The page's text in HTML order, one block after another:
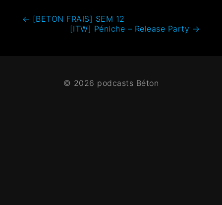
← [BETON FRAIS] SEM 12
[ITW] Péniche – Release Party →
© 2026 podcasts Béton